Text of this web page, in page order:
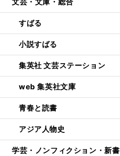
すばる
小説すばる
集英社 文芸ステーション
web 集英社文庫
青春と読書
アジア人物史
学芸・ノンフィクション・新書